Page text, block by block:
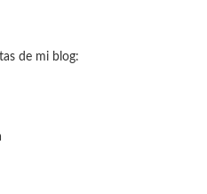
de mi blog: